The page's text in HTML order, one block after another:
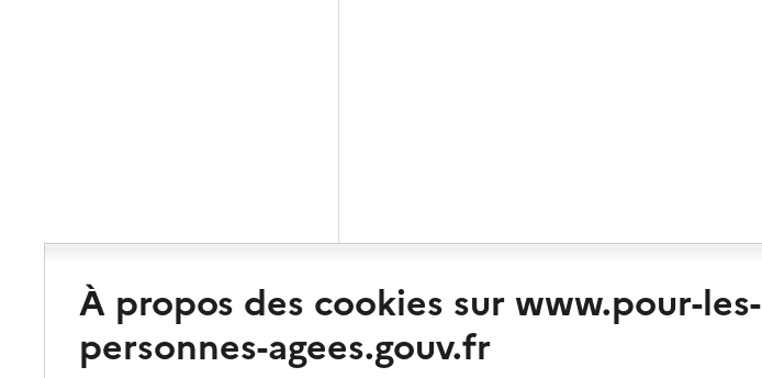
À propos des cookies sur www.pour-les-
personnes-agees.gouv.fr